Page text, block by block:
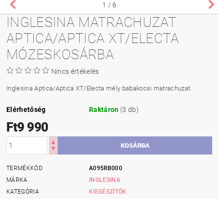
1 / 6
INGLESINA MATRACHUZAT
APTICA/APTICA XT/ELECTA
MÓZESKOSÁRBA
Nincs értékelés
Inglesina Aptica/Aptica XT/Electa mély babakocsi matrachuzat.
Elérhetőség Raktáron (3 db)
Ft9 990
TERMÉKKÓD
A095RB000
MÁRKA
INGLESINA
KATEGÓRIA
KIEGÉSZÍTŐK